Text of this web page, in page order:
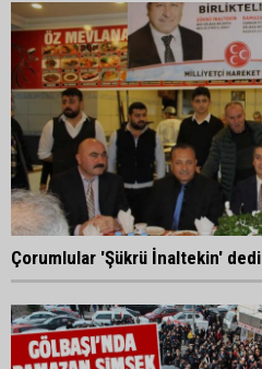
Çorumlular 'Şükrü İnaltekin' dedi